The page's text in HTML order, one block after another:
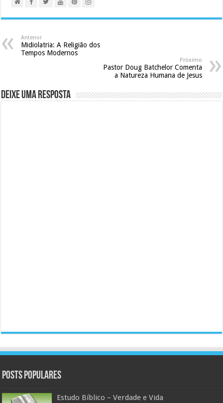
Anterior
Midiolatria: A Religião dos
Tempos Modernos
Próximo
Pastor Doug Batchelor Comenta
a Natureza Humana de Jesus
Deixe uma resposta
Posts populares
Estudo Bíblico – Verdade e Vida